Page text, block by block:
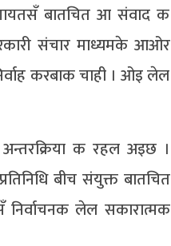
बातचित आ संवाद क
संचार माध्यमके आओर
करबाक चाही । ओइ लेल
अन्तरक्रिया क रहल अइछ ।
बीच संयुक्त बातचित
लेल सकारात्मक